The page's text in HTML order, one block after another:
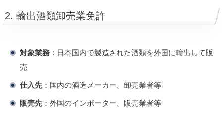
2. 輸出酒類卸売業免許
対象業務 ：日本国内で製造された酒類を外国に輸出して販
売
仕入先：国内の酒造メーカー、卸売業者等
販売先：外国のインポーター、販売業者等